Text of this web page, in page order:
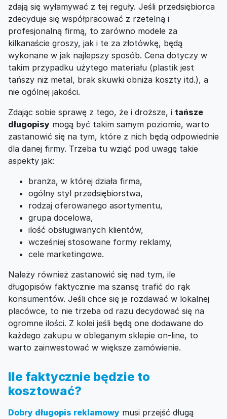
zdają się wyłamywać z tej reguły. Jeśli przedsiębiorca
zdecyduje się współpracować z rzetelną i
profesjonalną firmą, to zarówno modele za
kilkanaście groszy, jak i te za złotówkę, będą
wykonane w jak najlepszy sposób. Cena dotyczy w
takim przypadku użytego materiału (plastik jest
tańszy niż metal, brak skuwki obniża koszty itd.), a
nie ogólnej jakości.
Zdając sobie sprawę z tego, że i droższe, i tańsze
długopisy mogą być takim samym poziomie, warto
zastanowić się na tym, które z nich będą odpowiednie
dla danej firmy. Trzeba tu wziąć pod uwagę takie
aspekty jak:
branża, w której działa firma,
ogólny styl przedsiębiorstwa,
rodzaj oferowanego asortymentu,
grupa docelowa,
ilość obsługiwanych klientów,
wcześniej stosowane formy reklamy,
cele marketingowe.
Należy również zastanowić się nad tym, ile
długopisów faktycznie ma szansę trafić do rąk
konsumentów. Jeśli chce się je rozdawać w lokalnej
placówce, to nie trzeba od razu decydować się na
ogromne ilości. Z kolei jeśli będą one dodawane do
każdego zakupu w obleganym sklepie on-line, to
warto zainwestować w większe zamówienie.
Ile faktycznie będzie to
kosztować?
Dobry długopis reklamowy musi przejść długą